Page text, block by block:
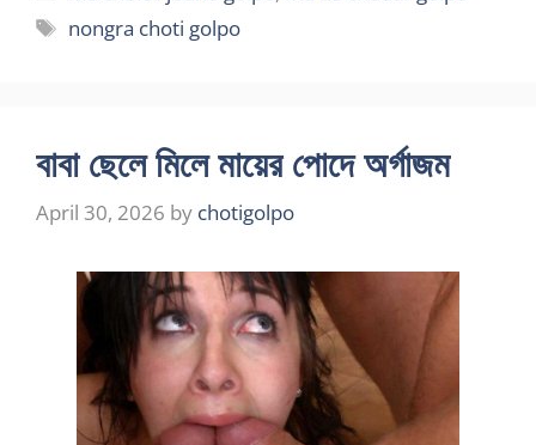
Tags
nongra choti golpo
বাবা ছেলে মিলে মায়ের পোদে অর্গাজম
April 30, 2026 by chotigolpo